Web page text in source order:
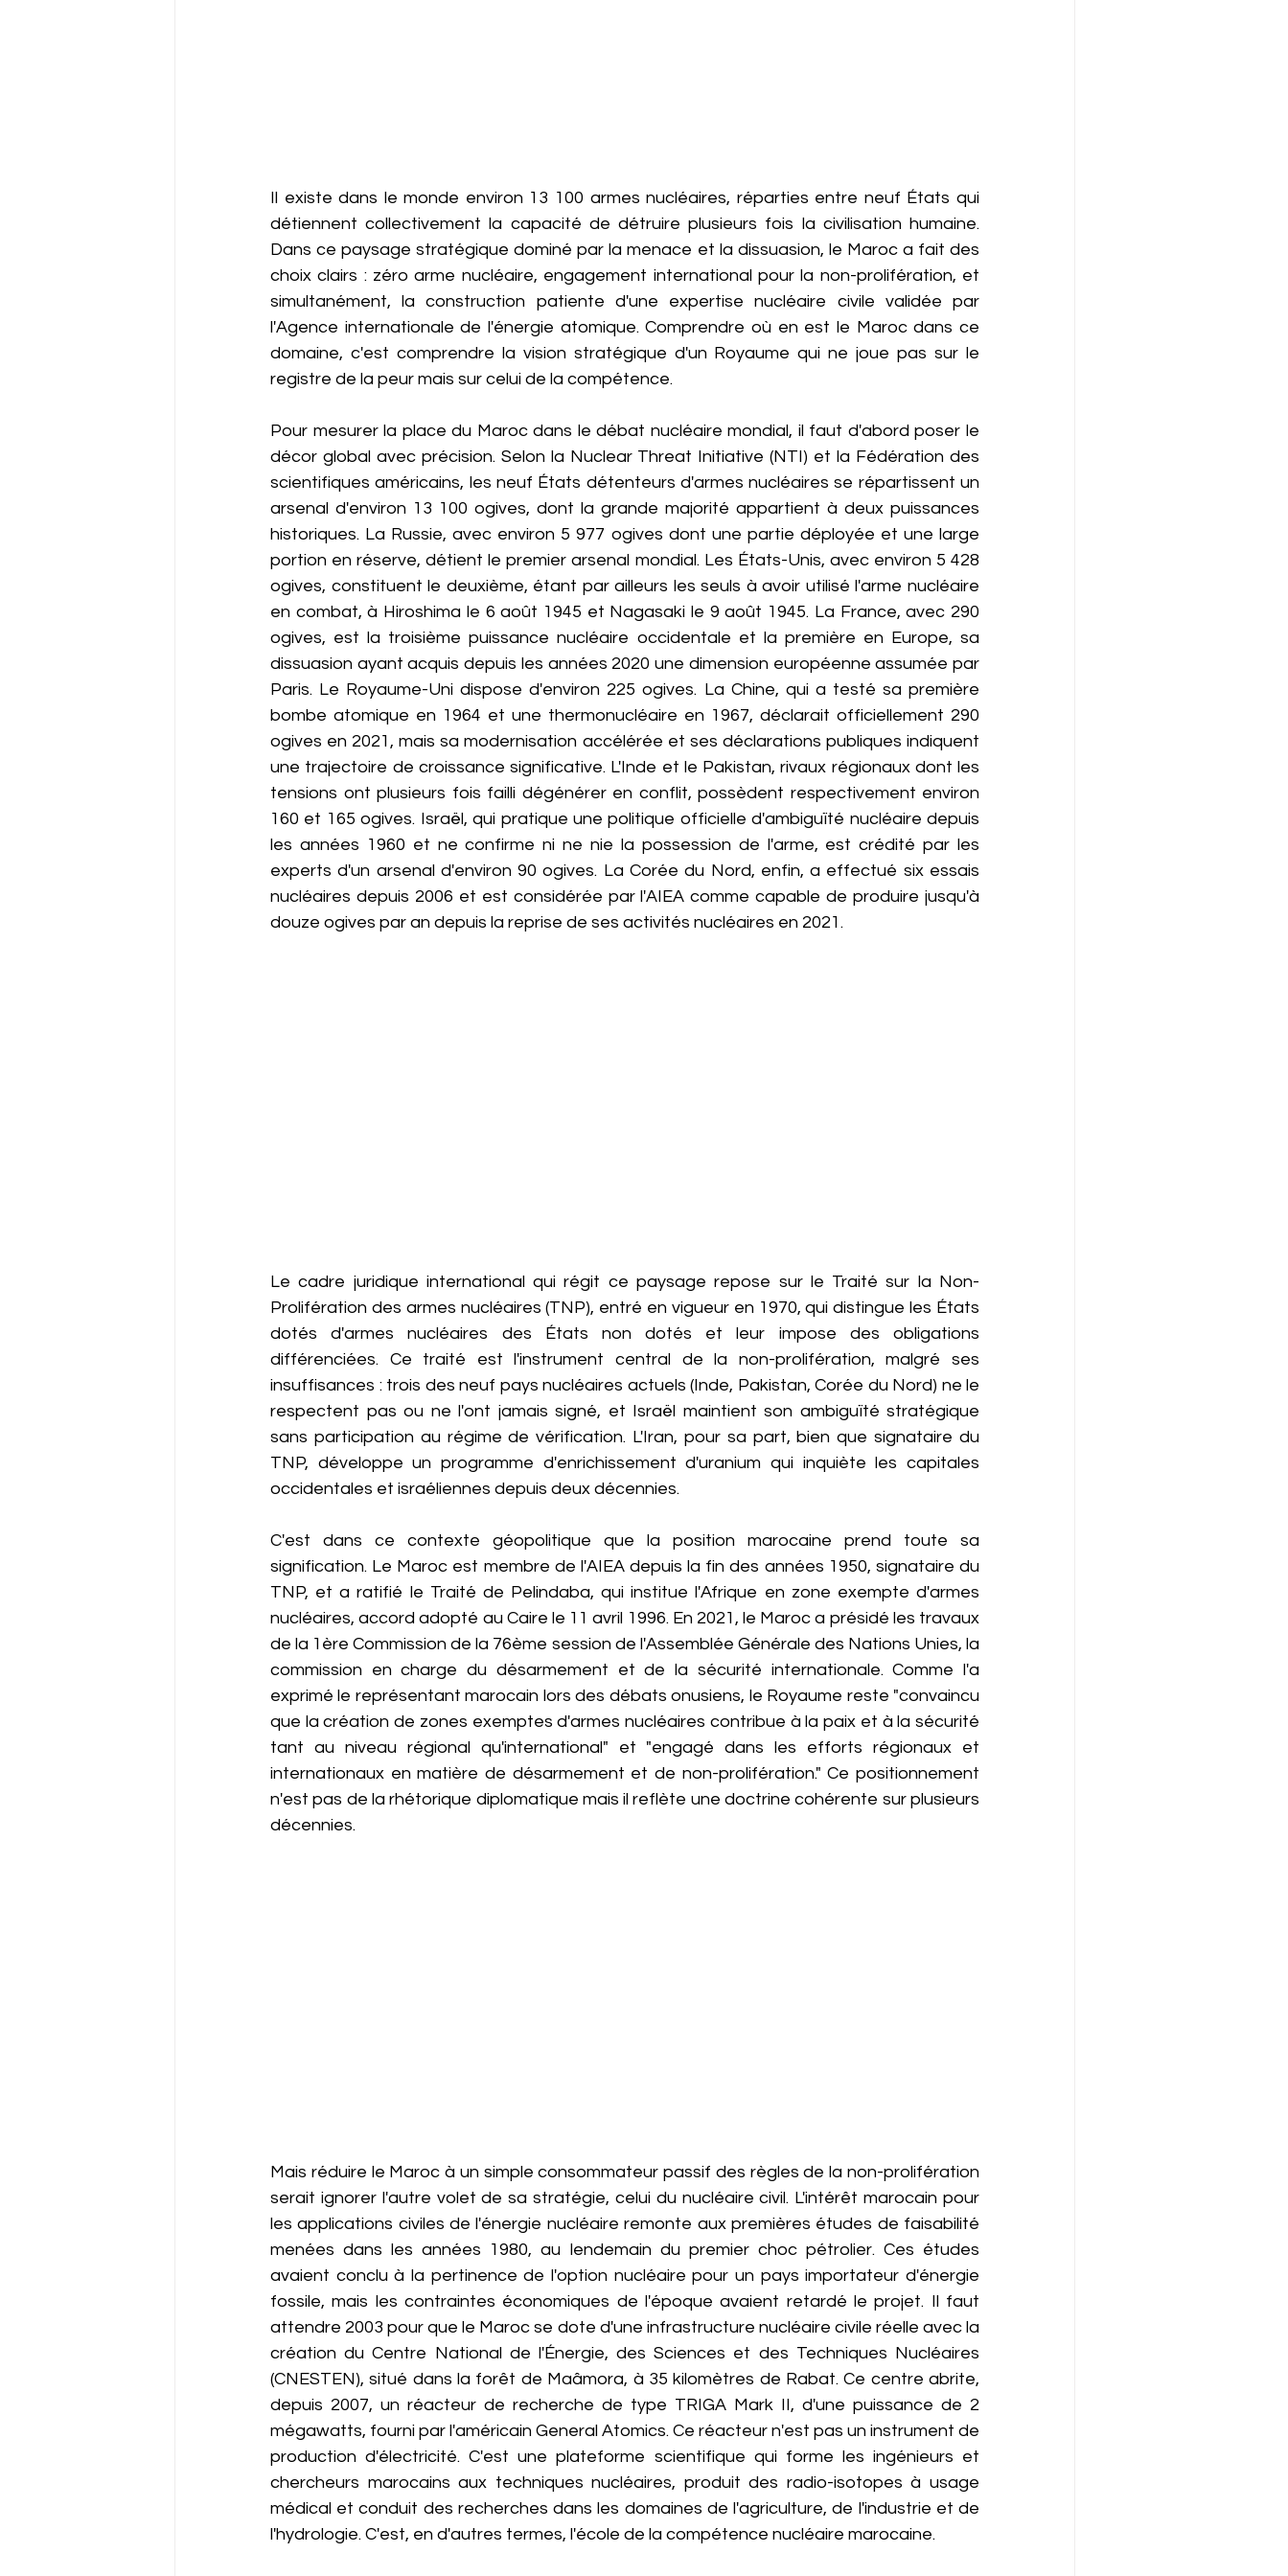
Il existe dans le monde environ 13 100 armes nucléaires, réparties entre neuf États qui
détiennent collectivement la capacité de détruire plusieurs fois la civilisation humaine.
Dans ce paysage stratégique dominé par la menace et la dissuasion, le Maroc a fait des
choix clairs : zéro arme nucléaire, engagement international pour la non-prolifération, et
simultanément, la construction patiente d'une expertise nucléaire civile validée par
l'Agence internationale de l'énergie atomique. Comprendre où en est le Maroc dans ce
domaine, c'est comprendre la vision stratégique d'un Royaume qui ne joue pas sur le
registre de la peur mais sur celui de la compétence.
Pour mesurer la place du Maroc dans le débat nucléaire mondial, il faut d'abord poser le
décor global avec précision. Selon la Nuclear Threat Initiative (NTI) et la Fédération des
scientifiques américains, les neuf États détenteurs d'armes nucléaires se répartissent un
arsenal d'environ 13 100 ogives, dont la grande majorité appartient à deux puissances
historiques. La Russie, avec environ 5 977 ogives dont une partie déployée et une large
portion en réserve, détient le premier arsenal mondial. Les États-Unis, avec environ 5 428
ogives, constituent le deuxième, étant par ailleurs les seuls à avoir utilisé l'arme nucléaire
en combat, à Hiroshima le 6 août 1945 et Nagasaki le 9 août 1945. La France, avec 290
ogives, est la troisième puissance nucléaire occidentale et la première en Europe, sa
dissuasion ayant acquis depuis les années 2020 une dimension européenne assumée par
Paris. Le Royaume-Uni dispose d'environ 225 ogives. La Chine, qui a testé sa première
bombe atomique en 1964 et une thermonucléaire en 1967, déclarait officiellement 290
ogives en 2021, mais sa modernisation accélérée et ses déclarations publiques indiquent
une trajectoire de croissance significative. L'Inde et le Pakistan, rivaux régionaux dont les
tensions ont plusieurs fois failli dégénérer en conflit, possèdent respectivement environ
160 et 165 ogives. Israël, qui pratique une politique officielle d'ambiguïté nucléaire depuis
les années 1960 et ne confirme ni ne nie la possession de l'arme, est crédité par les
experts d'un arsenal d'environ 90 ogives. La Corée du Nord, enfin, a effectué six essais
nucléaires depuis 2006 et est considérée par l'AIEA comme capable de produire jusqu'à
douze ogives par an depuis la reprise de ses activités nucléaires en 2021.
Le cadre juridique international qui régit ce paysage repose sur le Traité sur la Non-
Prolifération des armes nucléaires (TNP), entré en vigueur en 1970, qui distingue les États
dotés d'armes nucléaires des États non dotés et leur impose des obligations
différenciées. Ce traité est l'instrument central de la non-prolifération, malgré ses
insuffisances : trois des neuf pays nucléaires actuels (Inde, Pakistan, Corée du Nord) ne le
respectent pas ou ne l'ont jamais signé, et Israël maintient son ambiguïté stratégique
sans participation au régime de vérification. L'Iran, pour sa part, bien que signataire du
TNP, développe un programme d'enrichissement d'uranium qui inquiète les capitales
occidentales et israéliennes depuis deux décennies.
C'est dans ce contexte géopolitique que la position marocaine prend toute sa
signification. Le Maroc est membre de l'AIEA depuis la fin des années 1950, signataire du
TNP, et a ratifié le Traité de Pelindaba, qui institue l'Afrique en zone exempte d'armes
nucléaires, accord adopté au Caire le 11 avril 1996. En 2021, le Maroc a présidé les travaux
de la 1ère Commission de la 76ème session de l'Assemblée Générale des Nations Unies, la
commission en charge du désarmement et de la sécurité internationale. Comme l'a
exprimé le représentant marocain lors des débats onusiens, le Royaume reste "convaincu
que la création de zones exemptes d'armes nucléaires contribue à la paix et à la sécurité
tant au niveau régional qu'international" et "engagé dans les efforts régionaux et
internationaux en matière de désarmement et de non-prolifération." Ce positionnement
n'est pas de la rhétorique diplomatique mais il reflète une doctrine cohérente sur plusieurs
décennies.
Mais réduire le Maroc à un simple consommateur passif des règles de la non-prolifération
serait ignorer l'autre volet de sa stratégie, celui du nucléaire civil. L'intérêt marocain pour
les applications civiles de l'énergie nucléaire remonte aux premières études de faisabilité
menées dans les années 1980, au lendemain du premier choc pétrolier. Ces études
avaient conclu à la pertinence de l'option nucléaire pour un pays importateur d'énergie
fossile, mais les contraintes économiques de l'époque avaient retardé le projet. Il faut
attendre 2003 pour que le Maroc se dote d'une infrastructure nucléaire civile réelle avec la
création du Centre National de l'Énergie, des Sciences et des Techniques Nucléaires
(CNESTEN), situé dans la forêt de Maâmora, à 35 kilomètres de Rabat. Ce centre abrite,
depuis 2007, un réacteur de recherche de type TRIGA Mark II, d'une puissance de 2
mégawatts, fourni par l'américain General Atomics. Ce réacteur n'est pas un instrument de
production d'électricité. C'est une plateforme scientifique qui forme les ingénieurs et
chercheurs marocains aux techniques nucléaires, produit des radio-isotopes à usage
médical et conduit des recherches dans les domaines de l'agriculture, de l'industrie et de
l'hydrologie. C'est, en d'autres termes, l'école de la compétence nucléaire marocaine.